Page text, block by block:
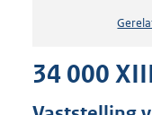
34 000